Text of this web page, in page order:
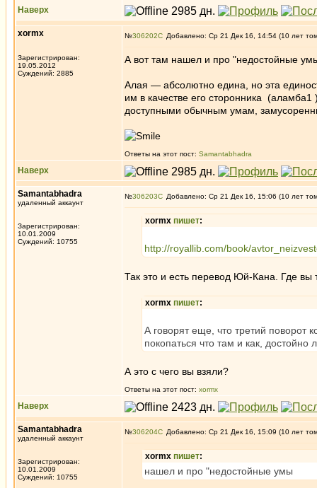
Наверх
xormx
Зарегистрирован:
19.05.2012
Суждений: 2885
№306202 Добавлено: Ср 21 Дек 16, 14:54 (10 лет
А вот там нашел и про "недостойные
Алая — абсолютно едина, но эта
им в качестве его сторонника
доступными обычным умам,
Ответы на этот пост: Samantabhadra
Наверх
Samantabhadra
удаленный аккаунт
Зарегистрирован:
10.01.2009
Суждений: 10755
№306203 Добавлено: Ср 21 Дек 16, 15:06 (10 лет
xormx пишет:
http://royallib.com/book/
Так это и есть перевод Юй-Кана. Где вы
xormx пишет:
А говорят еще, что третий
покопаться что там и как,
А это с чего вы взяли?
Ответы на этот пост: xormx
Наверх
Samantabhadra
удаленный аккаунт
Зарегистрирован:
10.01.2009
Суждений: 10755
№306204 Добавлено: Ср 21 Дек 16, 15:09 (10 лет
xormx пишет:
нашел и про "недостойные умы